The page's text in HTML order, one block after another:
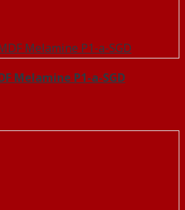
Melamine P1-a-SGD